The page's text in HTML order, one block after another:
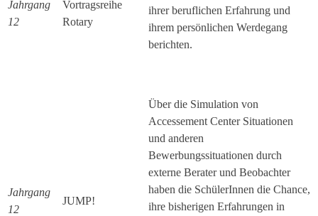
Jahrgang
12
Vortragsreihe
Rotary
ihrer beruflichen Erfahrung und
ihrem persönlichen Werdegang
berichten.
Jahrgang
12
JUMP!
Über die Simulation von
Accessement Center Situationen
und anderen
Bewerbungssituationen durch
externe Berater und Beobachter
haben die SchülerInnen die Chance,
ihre bisherigen Erfahrungen in